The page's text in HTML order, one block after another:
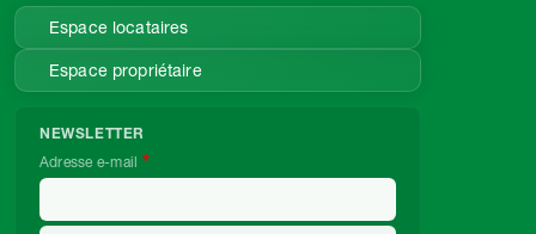
Espace locataires
Espace propriétaire
NEWSLETTER
Adresse e-mail